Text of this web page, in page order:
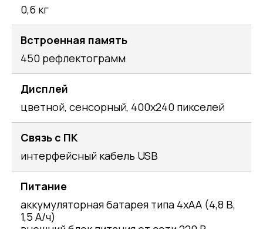
0,6 кг
Встроенная память
450 рефлектограмм
Дисплей
цветной, сенсорный, 400х240 пикселей
Связь с ПК
интерфейсный кабель USB
Питание
аккумуляторная батарея типа 4хАА (4,8 В,
1,5 А/ч)